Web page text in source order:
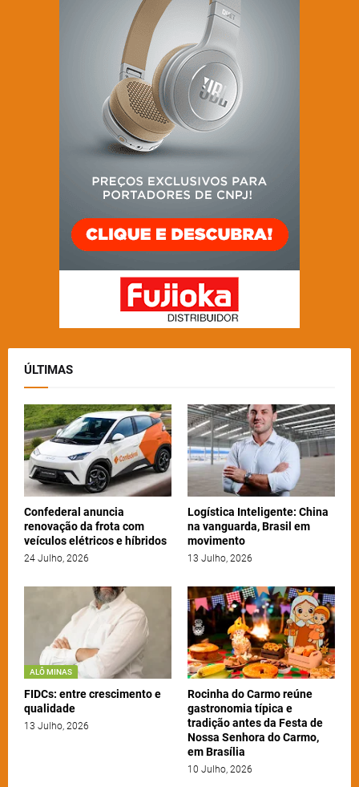
ÚLTIMAS
Confederal anuncia
renovação da frota com
veículos elétricos e híbridos
24 Julho, 2026
Logística Inteligente: China
na vanguarda, Brasil em
movimento
13 Julho, 2026
ALÔ MINAS
FIDCs: entre crescimento e
qualidade
13 Julho, 2026
Rocinha do Carmo reúne
gastronomia típica e
tradição antes da Festa de
Nossa Senhora do Carmo,
em Brasília
10 Julho, 2026